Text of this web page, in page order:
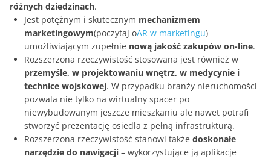
różnych dziedzinach.
Jest potężnym i skutecznym mechanizmem
marketingowym(poczytaj oAR w marketingu)
umożliwiającym zupełnie nową jakość zakupów on-line.
Rozszerzona rzeczywistość stosowana jest również w
przemyśle, w projektowaniu wnętrz, w medycynie i
technice wojskowej. W przypadku branży nieruchomości
pozwala nie tylko na wirtualny spacer po
niewybudowanym jeszcze mieszkaniu ale nawet potrafi
stworzyć prezentację osiedla z pełną infrastrukturą.
Rozszerzona rzeczywistość stanowi także doskonałe
narzędzie do nawigacji – wykorzystujące ją aplikacje